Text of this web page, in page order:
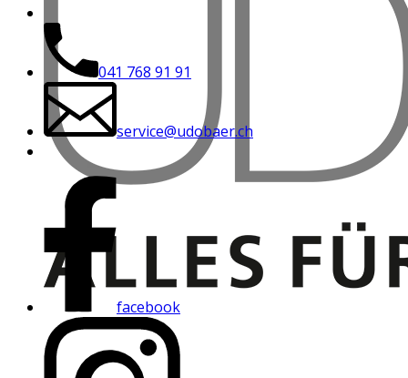
041 768 91 91
service@udobaer.ch
facebook